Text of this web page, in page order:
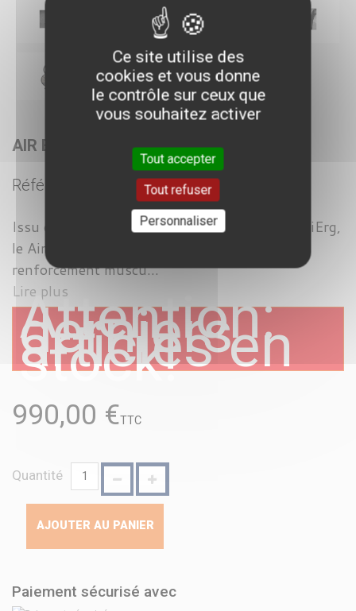
AIR BIKE XEBEX
Référence : FDLBIC002
Issu de la même famille que le rameur et le SkiErg,
le Air BIke est une machine cardio destinée au
renforcement muscu...
Lire plus
Attention:
derniers
articles en
stock!
990,00 €TTC
Quantité
AJOUTER AU PANIER
Paiement sécurisé avec
Ce site utilise des
cookies et vous donne
le contrôle sur ceux que
vous souhaitez activer
Tout accepter
Tout refuser
Personnaliser